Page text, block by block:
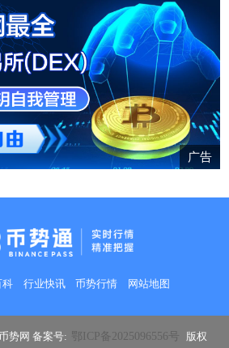
下，红利低波基金无疑已成为理性
投资者构建攻守兼备投资体系的必
备利器。
广告
科 行业快讯 币势行情 网站地图
势网 备案号: 鄂ICP备2025096556号 版权